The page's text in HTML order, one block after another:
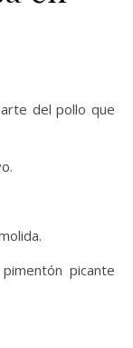
del pollo que
picante